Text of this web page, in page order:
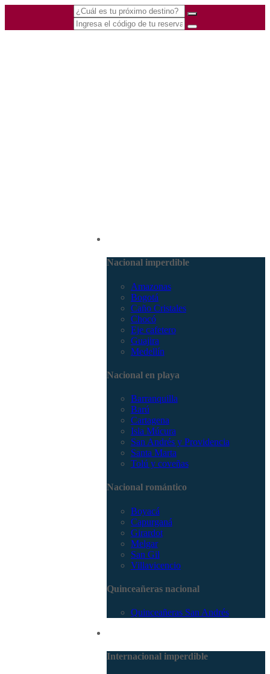
Nacional imperdible
Amazonas
Bogotá
Caño Cristales
Chocó
Eje cafetero
Guajira
Medellín
Nacional en playa
Barranquilla
Barú
Cartagena
Isla Múcura
San Andrés y Providencia
Santa Marta
Tolú y coveñas
Nacional romántico
Boyacá
Capurganá
Girardot
Melgar
San Gil
Villavicencio
Quinceañeras nacional
Quinceañeras San Andrés
Internacional imperdible